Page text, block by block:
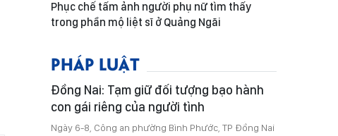
Phục chế tấm ảnh người phụ nữ tìm thấy
trong phần mộ liệt sĩ ở Quảng Ngãi
PHÁP LUẬT
Đồng Nai: Tạm giữ đối tượng bạo hành
con gái riêng của người tình
Ngày 6-8, Công an phường Bình Phước, TP Đồng Nai